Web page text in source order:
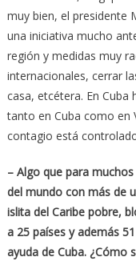
muy bien, el presidente
una iniciativa mucho
región y medidas muy
internacionales, cerrar
casa, etcétera. En
tanto en Cuba como en
contagio está
– Algo que para
del mundo con más de
islita del Caribe pobre,
a 25 países y además
ayuda de Cuba. ¿Cómo